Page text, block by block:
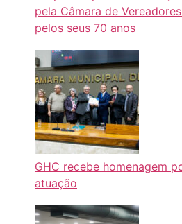
pela Câmara de
pelos seus 70 anos
GHC recebe homenagem
atuação